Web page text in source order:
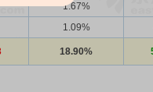
1.67%
1.09%
18.90%